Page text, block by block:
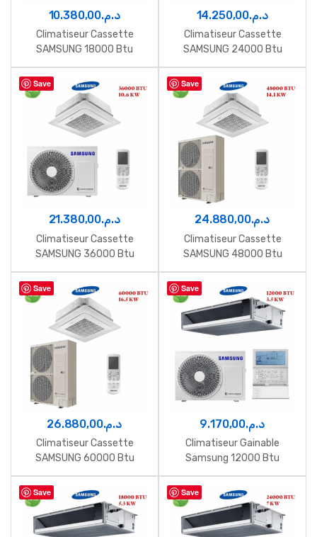
د.م.10.380,00
Climatiseur Cassette
SAMSUNG 18000 Btu
Inverter 5.3 Kw
د.م.14.250,00
Climatiseur Cassette
SAMSUNG 24000 Btu
Inverter 7 Kw
Save
د.م.21.380,00
Climatiseur Cassette
SAMSUNG 36000 Btu
Inverter 10.6 Kw
Save
د.م.24.880,00
Climatiseur Cassette
SAMSUNG 48000 Btu
Inverter 14.1 Kw
Save
د.م.26.880,00
Climatiseur Cassette
SAMSUNG 60000 Btu
Inverter 16.5 Kw
Save
د.م.9.170,00
Climatiseur Gainable
Samsung 12000 Btu
Inverter 3.5 Kw
Save Save